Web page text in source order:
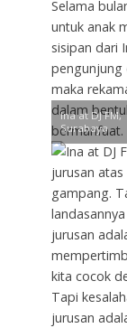
Selama
untuk anak
sisipan dari
pengunjung
maka
dalam
bermanfaat.
Ina at DJ FM,
Surabaya
jurusan
gampang.
jurusan
kita cocok
Tapi
jurusan